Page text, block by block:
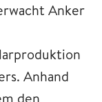
Anker
Anhand